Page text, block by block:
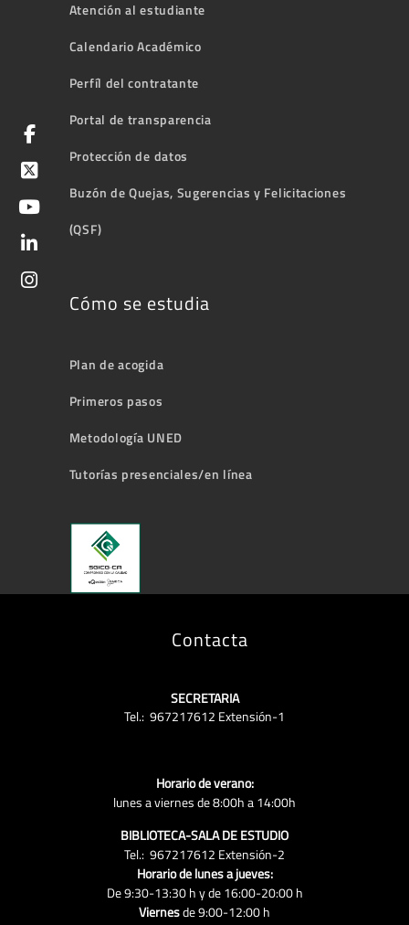
Atención al estudiante
Calendario Académico
Perfíl del contratante
Portal de transparencia
Protección de datos
Buzón de Quejas, Sugerencias y Felicitaciones
(QSF)
Cómo se estudia
Plan de acogida
Primeros pasos
Metodología UNED
Tutorías presenciales/en línea
Contacta
SECRETARIA
Tel.: 967217612 Extensión-1
Horario de verano:
lunes a viernes de 8:00h a 14:00h
BIBLIOTECA-SALA DE ESTUDIO
Tel.: 967217612 Extensión-2
Horario de lunes a jueves:
De 9:30-13:30 h y de 16:00-20:00 h
Viernesde 9:00-12:00 h